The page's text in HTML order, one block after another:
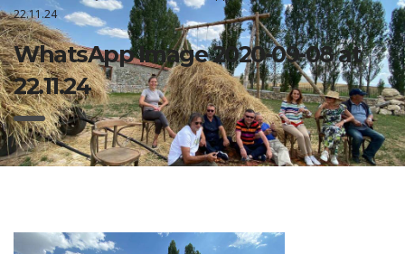
22.11.24
WhatsApp Image 2020-09-08 at
22.11.24